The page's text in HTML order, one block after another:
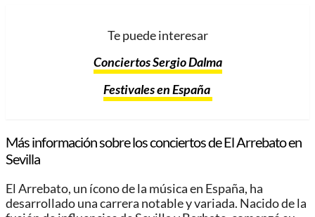
Te puede interesar
Conciertos Sergio Dalma
Festivales en España
Más información sobre los conciertos de El Arrebato en
Sevilla
El Arrebato, un ícono de la música en España, ha
desarrollado una carrera notable y variada. Nacido de la